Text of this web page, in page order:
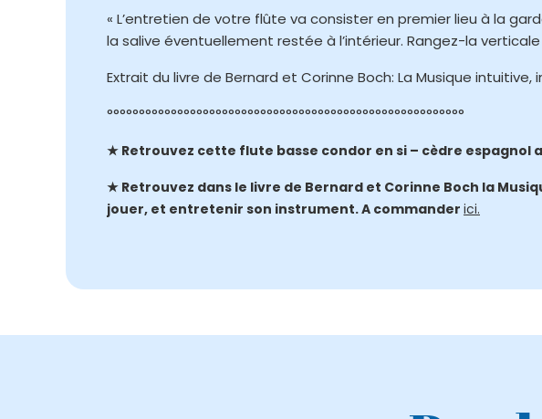
« L’entretien de votre flûte va consister en premier lieu à la
la salive éventuellement restée à l’intérieur. Rangez-la
Extrait du livre de Bernard et Corinne Boch: La Musique
°°°°°°°°°°°°°°°°°°°°°°°°°°°°°°°°°°°°°°°°°°°°°°°°°°°°°°°°
★ Retrouvez cette flute basse condor en si – cèdre espagnol
★ Retrouvez dans le livre de Bernard et Corinne Boch la
jouer, et entretenir son instrument. A commander ici.